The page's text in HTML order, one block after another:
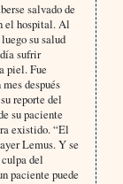
salvado de
el hospital. Al
su salud
sufrir
piel. Fue
después
reporte del
su paciente
existido. “El
Lemus. Y se
del
paciente puede